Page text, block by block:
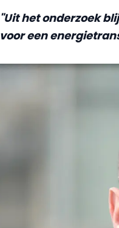
"Uit het onderzoek
voor een